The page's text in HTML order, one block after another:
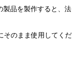
製品を製作すると、法
そのまま使用してくだ